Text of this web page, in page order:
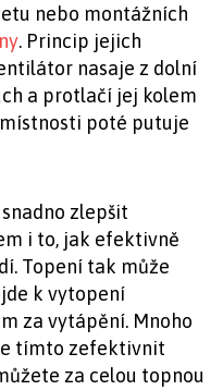
nebo montážních
. Princip jejich
nasaje z dolní
a protlačí jej kolem
poté putuje
zlepšit
i to, jak efektivně
Topení tak může
k vytopení
za vytápění. Mnoho
tímto zefektivnit
za celou topnou